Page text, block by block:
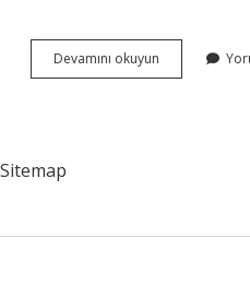
Devamını okuyun
Neden
Sitemap